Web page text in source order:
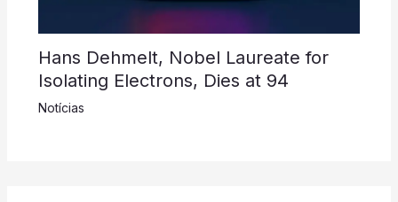
Hans Dehmelt, Nobel Laureate for
Isolating Electrons, Dies at 94
Notícias